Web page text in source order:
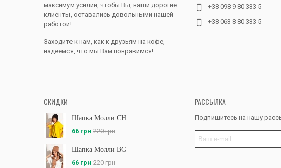
максимум усилий, чтобы Вы, наши дорогие
клиенты, оставались довольными нашей
работой!
Заходите к нам, как к друзьям на кофе,
надеемся, что мы Вам понравимся!
+38 098 9 80 333 5
+38 063 8 80 333 5
СКИДКИ
Шапка Молли CH
66 грн 220 грн
Шапка Молли BG
66 грн 220 грн
РАССЫЛКА
Подпишитесь на нашу
Дякую за все,